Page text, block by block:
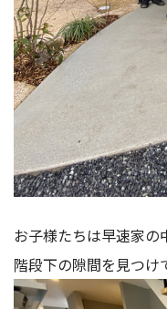
お子様たちは早速家の
階段下の隙間を見つけ